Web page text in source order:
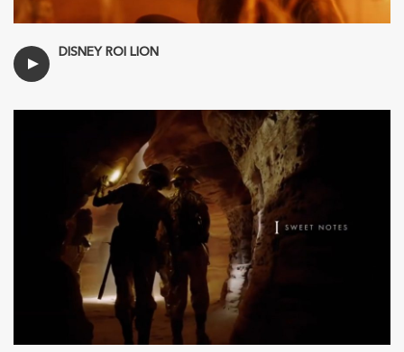
DISNEY ROI LION